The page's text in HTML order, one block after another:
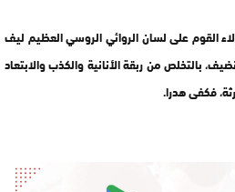
القوم على لسان الروائي الروسي العظيم ليف
بالتخلص من ربقة الأنانية والكذب والابتعاد
فكفى هدرا.